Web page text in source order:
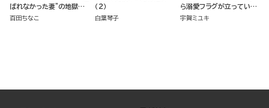
ばれなかった妻”の地獄～
（分冊版）
百田ちなこ
（2）
白葉琴子
ら溺愛フラグが立っていま
す…!?（分冊版）
宇賀ミユキ